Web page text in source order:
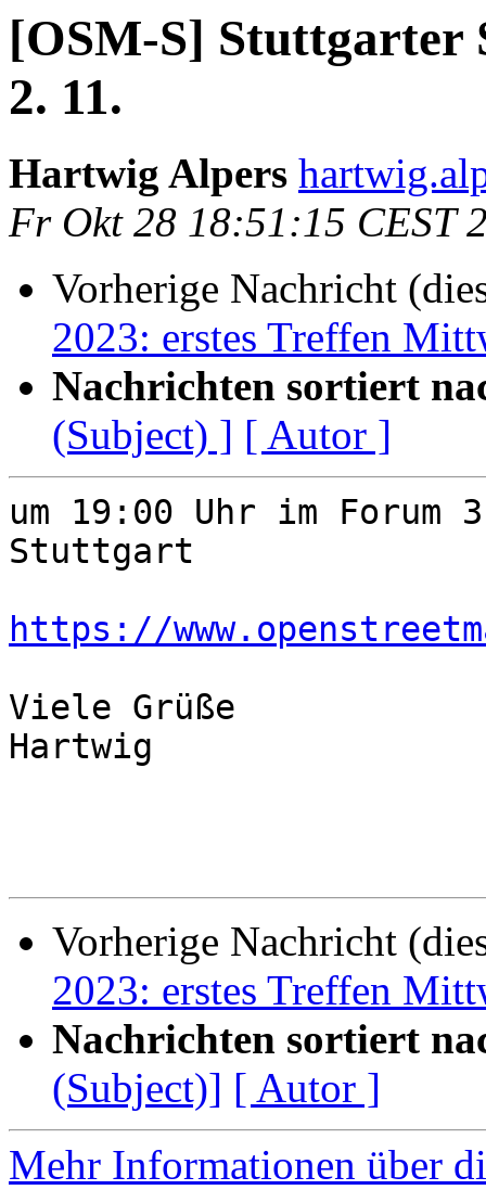
[OSM-S] Stuttgarter
2. 11.
Hartwig Alpers
Fr Okt 28 18:51:15 CEST
Vorherige Nachricht
2023: erstes Treffen
Nachrichten sortiert
(Subject) ] [ Autor ]
um 19:00 Uhr im Forum
Stuttgart
https://
Viele Grüße
Hartwig
Vorherige Nachricht
2023: erstes Treffen
Nachrichten sortiert
(Subject)] [ Autor ]
Mehr Informationen über